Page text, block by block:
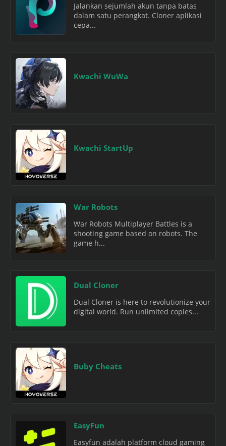
Jalankan sejumlah akun tanpa batas
dalam satu perangkat. Cloner aplikasi
cepa...
Kwachi WuWa
Kwachi StartUp
War Robots
War Robots Multiplayer Battles is a
shooting game based on robots. The
game h...
Dual Cloner
Dual Cloner is here to revolutionize your
digital world. Run unlimited copies...
Buby Cheats
EasyFun
Easyfun adalah platform cloud gaming